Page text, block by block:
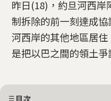
昨日(18)，約旦河西岸
制拆除的前一刻達成
河西岸的其他地區居
是把以巴之間的領土爭
目次